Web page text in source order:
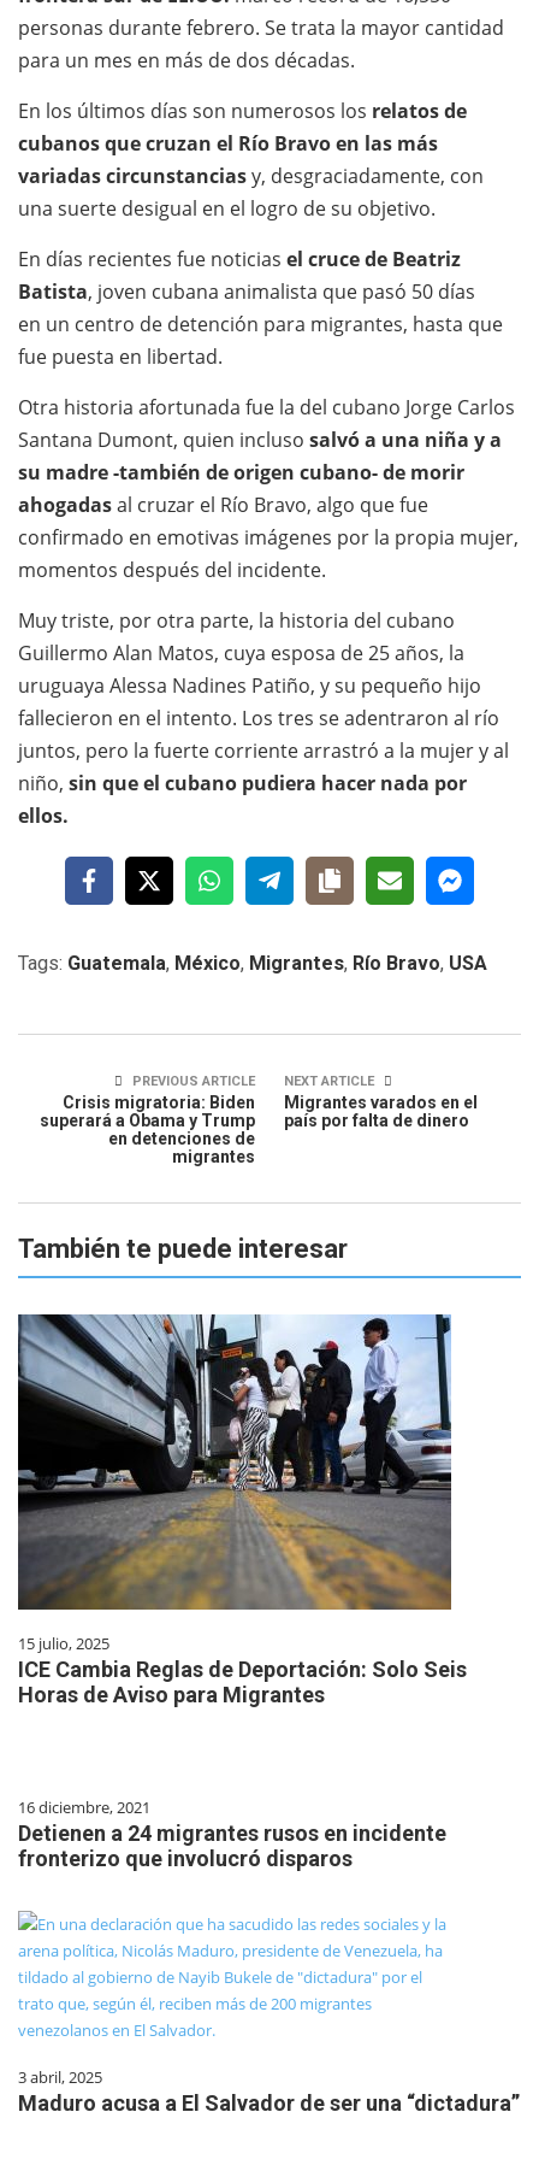
personas durante febrero. Se trata la mayor cantidad
para un mes en más de dos décadas.
En los últimos días son numerosos los relatos de
cubanos que cruzan el Río Bravo en las más
variadas circunstanciasy, desgraciadamente, con
una suerte desigual en el logro de su objetivo.
En días recientes fue noticias el cruce de Beatriz
Batista, joven cubana animalista que pasó 50 días
en un centro de detención para migrantes, hasta que
fue puesta en libertad.
Otra historia afortunada fue la del cubano Jorge Carlos
Santana Dumont, quien incluso salvó a una niña y a
su madre -también de origen cubano- de morir
ahogadasal cruzar el Río Bravo, algo que fue
confirmado en emotivas imágenes por la propia mujer,
momentos después del incidente.
Muy triste, por otra parte, la historia del cubano
Guillermo Alan Matos, cuya esposa de 25 años, la
uruguaya Alessa Nadines Patiño, y su pequeño hijo
fallecieron en el intento. Los tres se adentraron al río
juntos, pero la fuerte corriente arrastró a la mujer y al
niño, sin que el cubano pudiera hacer nada por
ellos.
Tags: Guatemala, México, Migrantes, Río Bravo, USA
PREVIOUS ARTICLE
Crisis migratoria: Biden
superará a Obama y Trump
en detenciones de
migrantes
NEXT ARTICLE
Migrantes varados en el
país por falta de dinero
También te puede interesar
15 julio, 2025
ICE Cambia Reglas de Deportación: Solo Seis
Horas de Aviso para Migrantes
16 diciembre, 2021
Detienen a 24 migrantes rusos en incidente
fronterizo que involucró disparos
3 abril, 2025
Maduro acusa a El Salvador de ser una “dictadura”